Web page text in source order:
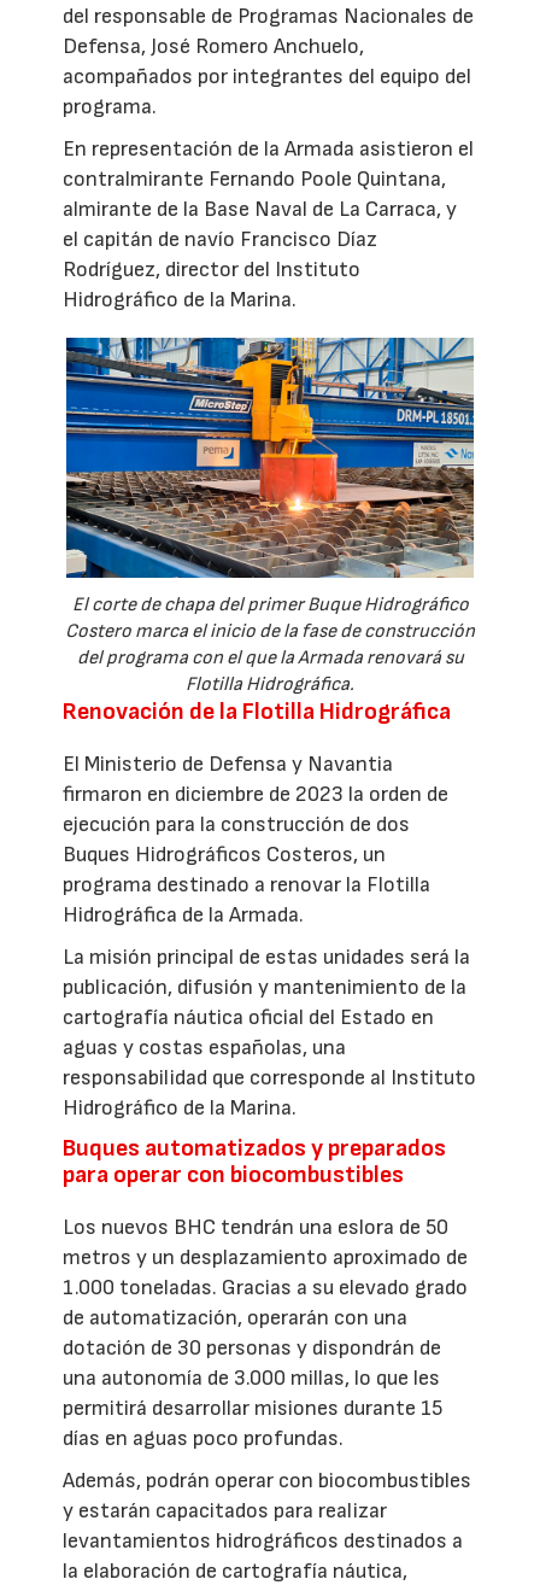
del responsable de Programas Nacionales de
Defensa, José Romero Anchuelo,
acompañados por integrantes del equipo del
programa.
En representación de la Armada asistieron el
contralmirante Fernando Poole Quintana,
almirante de la Base Naval de La Carraca, y
el capitán de navío Francisco Díaz
Rodríguez, director del Instituto
Hidrográfico de la Marina.
El corte de chapa del primer Buque Hidrográfico
Costero marca el inicio de la fase de construcción
del programa con el que la Armada renovará su
Flotilla Hidrográfica.
Renovación de la Flotilla Hidrográfica
El Ministerio de Defensa y Navantia
firmaron en diciembre de 2023 la orden de
ejecución para la construcción de dos
Buques Hidrográficos Costeros, un
programa destinado a renovar la Flotilla
Hidrográfica de la Armada.
La misión principal de estas unidades será la
publicación, difusión y mantenimiento de la
cartografía náutica oficial del Estado en
aguas y costas españolas, una
responsabilidad que corresponde al Instituto
Hidrográfico de la Marina.
Buques automatizados y preparados
para operar con biocombustibles
Los nuevos BHC tendrán una eslora de 50
metros y un desplazamiento aproximado de
1.000 toneladas. Gracias a su elevado grado
de automatización, operarán con una
dotación de 30 personas y dispondrán de
una autonomía de 3.000 millas, lo que les
permitirá desarrollar misiones durante 15
días en aguas poco profundas.
Además, podrán operar con biocombustibles
y estarán capacitados para realizar
levantamientos hidrográficos destinados a
la elaboración de cartografía náutica,